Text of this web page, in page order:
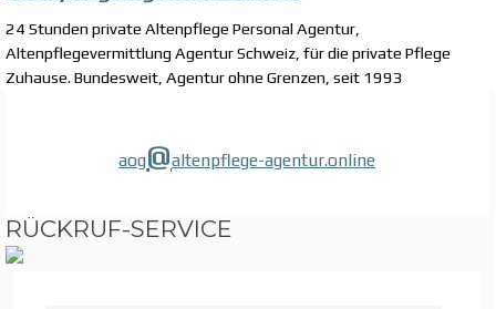
24 Stunden private Altenpflege Personal Agentur,
Altenpflegevermittlung Agentur Schweiz, für die private Pflege
Zuhause. Bundesweit, Agentur ohne Grenzen, seit 1993
aog@altenpflege-agentur.online
RÜCKRUF-SERVICE